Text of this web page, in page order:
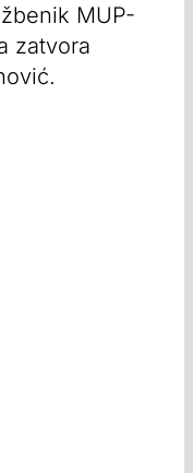
MUP-
zatvora